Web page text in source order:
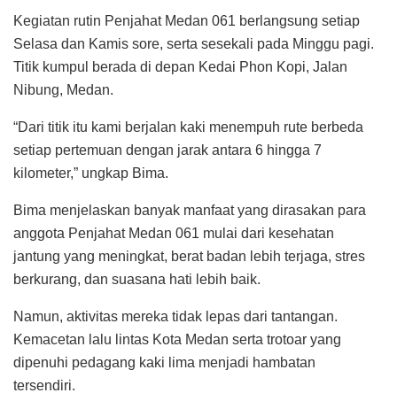
Kegiatan rutin Penjahat Medan 061 berlangsung setiap
Selasa dan Kamis sore, serta sesekali pada Minggu pagi.
Titik kumpul berada di depan Kedai Phon Kopi, Jalan
Nibung, Medan.
“Dari titik itu kami berjalan kaki menempuh rute berbeda
setiap pertemuan dengan jarak antara 6 hingga 7
kilometer,” ungkap Bima.
Bima menjelaskan banyak manfaat yang dirasakan para
anggota Penjahat Medan 061 mulai dari kesehatan
jantung yang meningkat, berat badan lebih terjaga, stres
berkurang, dan suasana hati lebih baik.
Namun, aktivitas mereka tidak lepas dari tantangan.
Kemacetan lalu lintas Kota Medan serta trotoar yang
dipenuhi pedagang kaki lima menjadi hambatan
tersendiri.